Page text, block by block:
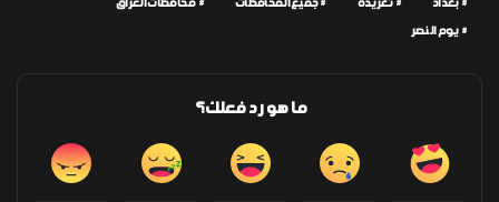
بغداد تغريدة جميع المحافظات محافظات العراق
يوم النصر
ما هو رد فعلك؟